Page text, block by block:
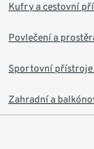
Kufry a cestovní
Povlečení a
Sportovní přístroje
Zahradní a